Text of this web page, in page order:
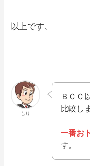
以上です。
もり
ＢＣＣ
比較し
一番お
す。